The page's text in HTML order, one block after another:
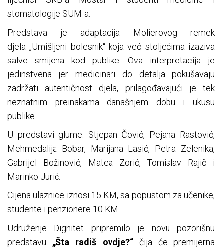
stomatologije SUM-a.
Predstava je adaptacija Molierovog remek
djela „Umišljeni bolesnik“ koja već stoljećima izaziva
salve smijeha kod publike. Ova interpretacija je
jedinstvena jer medicinari do detalja pokušavaju
zadržati autentičnost djela, prilagođavajući je tek
neznatnim preinakama današnjem dobu i ukusu
publike.
U predstavi glume: Stjepan Čović, Pejana Rastović,
Mehmedalija Bobar, Marijana Lasić, Petra Zelenika,
Gabrijel Božinović, Matea Zorić, Tomislav Rajič i
Marinko Jurić.
Cijena ulaznice iznosi 15 KM, sa popustom za učenike,
studente i penzionere 10 KM.
Udruženje Dignitet pripremilo je novu pozorišnu
predstavu „Šta radiš ovdje?“čija će premijerna